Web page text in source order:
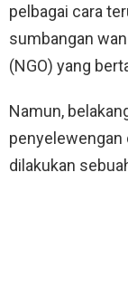
pelbagai cara
sumbangan
(NGO) yang
Namun,
penyelewengan
dilakukan